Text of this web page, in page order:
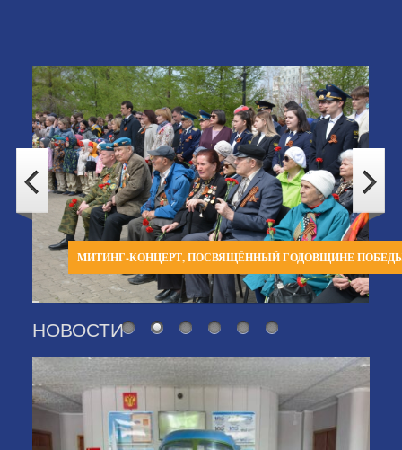
МИТИНГ-КОНЦЕРТ, ПОСВЯЩЁННЫЙ ГОДОВЩИНЕ
НОВОСТИ